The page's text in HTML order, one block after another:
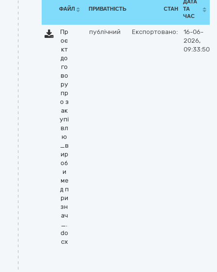
ФАЙЛ ПРИВАТНІСТЬ СТАН
ДАТА
ТА
ЧАС
Пр
оє
кт
до
го
во
ру
пр
о з
ак
упі
вл
ю
_в
ир
об
и
ме
д п
ри
зн
ач
_.
do
cx
публічний Експортовано:
16-06-
2026,
09:33:50